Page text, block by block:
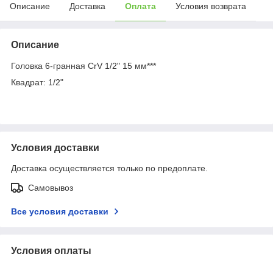
Описание Доставка Оплата Условия возврата
Описание
Головка 6-гранная CrV 1/2" 15 мм***
Квадрат: 1/2"
Условия доставки
Доставка осуществляется только по предоплате.
Самовывоз
Все условия доставки
Условия оплаты